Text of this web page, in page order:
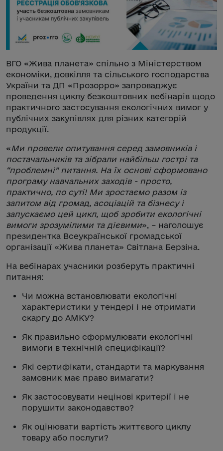
ВГО «Жива планета» спільно з Міністерством
економіки, довкілля та сільського господарства
України та ДП «Прозорро» запроваджує
проведення циклу безкоштовних вебінарів щодо
практичного застосування екологічних вимог у
публічних закупівлях для різних категорій
продукції.
«Ми провели опитування серед замовників і
постачальників та зібрали найбільш гострі та
“проблемні” питання. На їх основі сформовано
програму навчальних заходів - просто,
практично, по суті! Ми зростаємо разом із
запитом від громад, асоціацій та бізнесу і
запускаємо цей цикл, щоб зробити екологічні
вимоги зрозумілими та дієвими», – наголошує
президентка Всеукраїнської громадської
організації «Жива планета» Світлана Берзіна.
На вебінарах учасники розберуть практичні
питання:
Чи можна встановлювати екологічні
характеристики у тендері і не отримати
скаргу до АМКУ?
Як правильно сформулювати екологічні
вимоги в технічній специфікації?
Які сертифікати, стандарти та маркування
замовник має право вимагати?
Як застосовувати нецінові критерії і не
порушити законодавство?
Як оцінювати вартість життєвого циклу
товару або послуги?